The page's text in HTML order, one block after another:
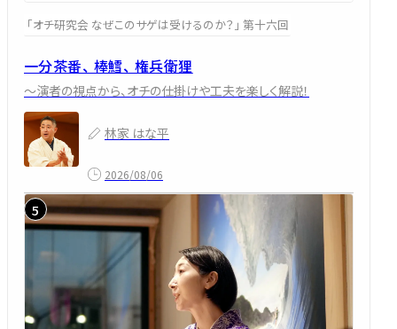
「オチ研究会 なぜこのサゲは受けるのか？」 第十六回
一分茶番、 棒鱈、 権兵衛狸
～演者の視点から、オチの仕掛けや工夫を楽しく解説！
林家 はな平
2026/08/06